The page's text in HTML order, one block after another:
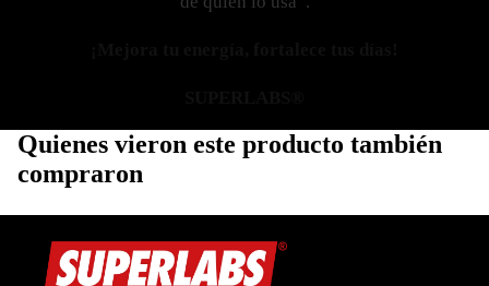
Quienes vieron este producto también
compraron